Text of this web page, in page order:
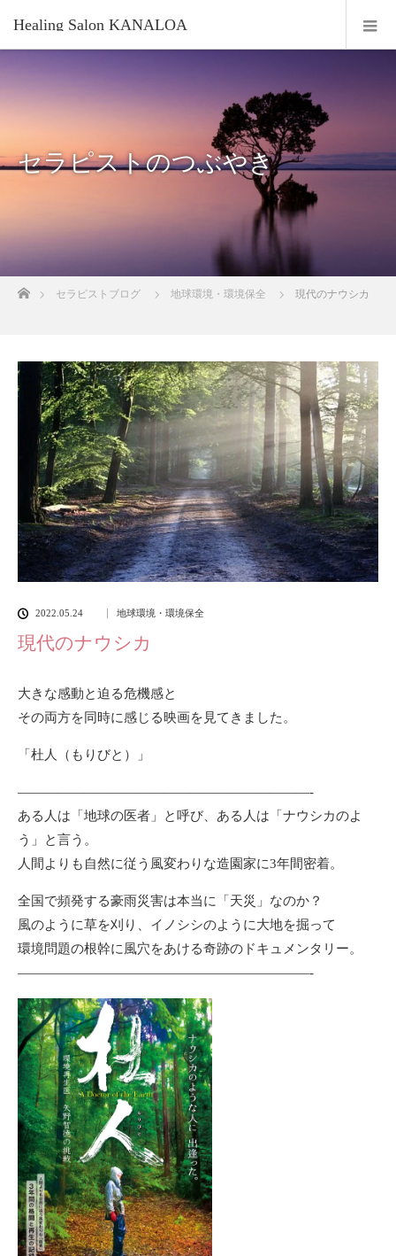
Healing Salon KANALOA
セラピストのつぶやき
ホームセラピストブログ 地球環境・環境保全 現代のナウシカ
2022.05.24 地球環境・環境保全
現代のナウシカ
大きな感動と迫る危機感と
その両方を同時に感じる映画を見てきました。
「杜人（もりびと）」
——————————————————————-
ある人は「地球の医者」と呼び、ある人は「ナウシカのよ
う」と言う。
人間よりも自然に従う風変わりな造園家に3年間密着。
全国で頻発する豪雨災害は本当に「天災」なのか？
風のように草を刈り、イノシシのように大地を掘って
環境問題の根幹に風穴をあける奇跡のドキュメンタリー。
——————————————————————-